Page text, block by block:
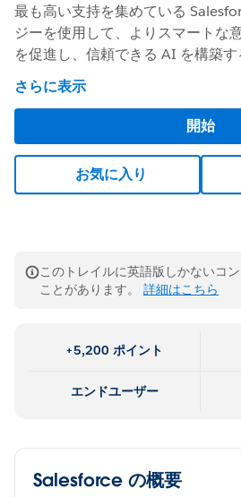
最も高い支持を集めている
ジーを使用して、よりスマートな
を促進し、信頼できる AI を構築す
さらに表示
開始
お気に入り
このトレイルに英語版しかないコ
ことがあります。 詳細はこちら
+5,200 ポイント
エンドユーザー
Salesforce の概要